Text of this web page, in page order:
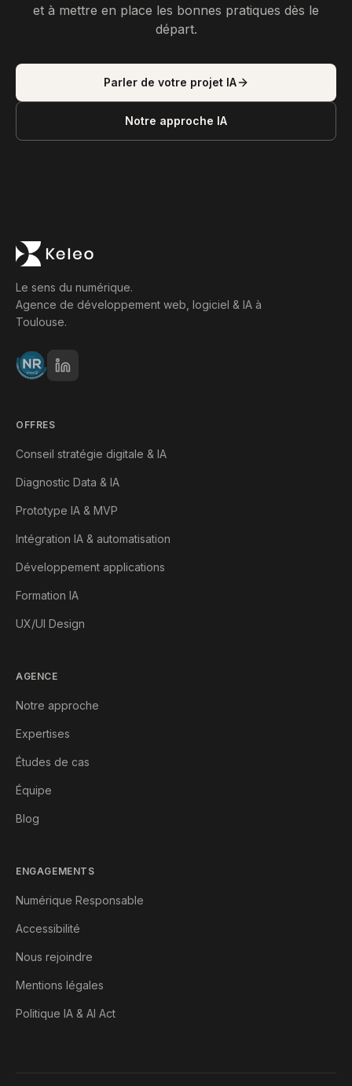
et à mettre en place les bonnes pratiques dès le
départ.
Parler de votre projet IA
Notre approche IA
Le sens du numérique.
Agence de développement web, logiciel & IA à
Toulouse.
OFFRES
Conseil stratégie digitale & IA
Diagnostic Data & IA
Prototype IA & MVP
Intégration IA & automatisation
Développement applications
Formation IA
UX/UI Design
AGENCE
Notre approche
Expertises
Études de cas
Équipe
Blog
ENGAGEMENTS
Numérique Responsable
Accessibilité
Nous rejoindre
Mentions légales
Politique IA & AI Act